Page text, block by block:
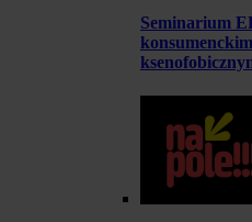
Seminarium